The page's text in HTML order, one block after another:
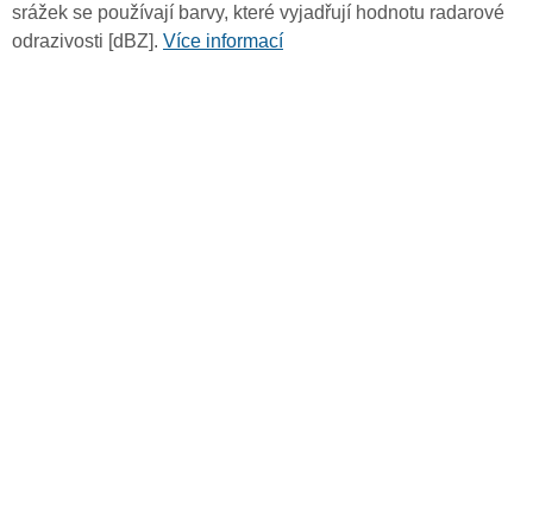
srážek se používají barvy, které vyjadřují hodnotu radarové
odrazivosti [dBZ]. Více informací